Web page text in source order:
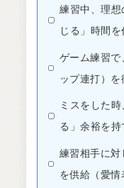
練習中、理
じる」時間を
ゲーム練習で
ップ連打）を
ミスをした
る」余裕を持
練習相手に
を供給（愛情